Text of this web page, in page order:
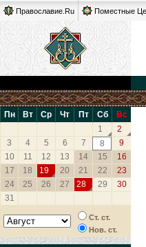
Православие.Ru Поместные
Пн Вт Ср Чт Пт Сб
Вс
1
2
3
4 5 6 7 8
9
10
11 12 13 14 15
16
17
18 19 20 21 22
23
24
25 26 27 28 29
30
31
Ст. ст.
Нов. ст.